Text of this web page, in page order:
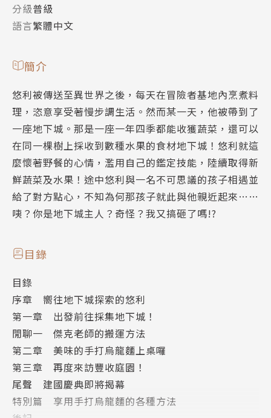
分級普級
語言繁體中文
簡介
悠利被傳送至異世界之後，每天在冒險者基地內烹煮料
理，恣意享受著慢步調生活。然而某一天，他被帶到了
一座地下城。那是一座一年四季都能收獲蔬菜，還可以
在同一棵樹上採收到數種水果的食材地下城！悠利就這
麼懷著野餐的心情，濫用自己的鑑定技能，陸續取得新
鮮蔬菜及水果！途中悠利與一名不可思議的孩子相遇並
給了對方點心，不知為何那孩子就此與他親近起來……
咦？你是地下城主人？奇怪？我又搞砸了嗎!?
目錄
目錄
序章 嚮往地下城探索的悠利
第一章 出發前往採集地下城！
閒聊一 傑克老師的搬運方法
第二章 美味的手打烏龍麵上桌囉
第三章 再度來訪豐收庭園！
尾聲 建國慶典即將揭幕
特別篇 享用手打烏龍麵的各種方法